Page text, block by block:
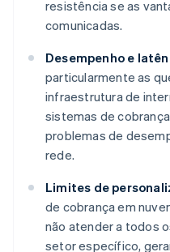
resistência se as
comunicadas.
Desempenho e
particularmente as
infraestrutura de
sistemas de
problemas de
rede.
Limites de
de cobrança em
não atender a todos
setor específico,